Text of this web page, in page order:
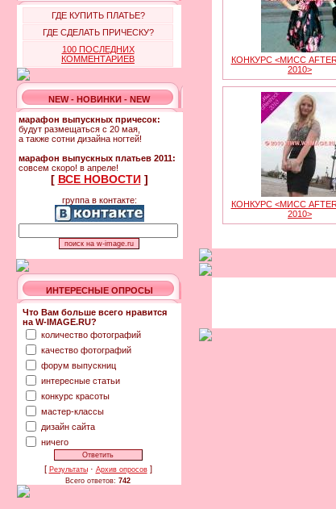
ГДЕ КУПИТЬ ПЛАТЬЕ?
ГДЕ СДЕЛАТЬ ПРИЧЕСКУ?
100 ПОСЛЕДНИХ
КОММЕНТАРИЕВ
NEW - НОВИНКИ - NEW
марафон выпускных причесок:
будут размещаться с 20 мая,
а также сотни дизайна ногтей!
марафон выпускных платьев 2011:
совсем скоро! в апреле!
[ ВСЕ НОВОСТИ]
группа в контакте:
ИНТЕРЕСНЫЕ ОПРОСЫ
Что Вам больше всего нравится
на W-IMAGE.RU?
количество фотографий
качество фотографий
форум выпускниц
интересные статьи
конкурс красоты
мастер-классы
дизайн сайта
ничего
[ Результаты· Архив опросов]
Всего ответов: 742
КОНКУРС <МИСС
2010>
КОНКУРС <МИСС
2010>